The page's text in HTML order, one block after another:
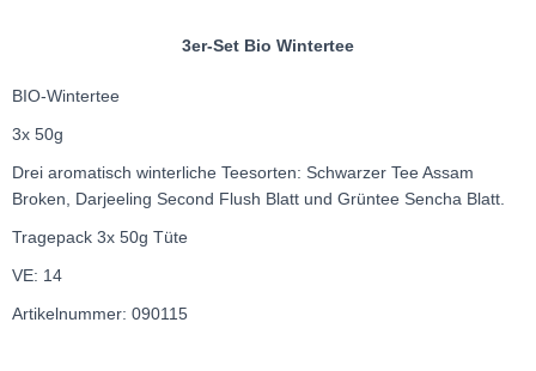
3er-Set Bio Wintertee
BIO-Wintertee
3x 50g
Drei aromatisch winterliche Teesorten: Schwarzer Tee Assam
Broken, Darjeeling Second Flush Blatt und Grüntee Sencha Blatt.
Tragepack 3x 50g Tüte
VE: 14
Artikelnummer: 090115